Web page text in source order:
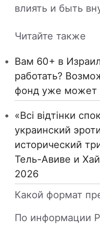
влиять и быть
Читайте также
Вам 60+ в
работать?
фонд уже может
«Всі відтінки
украинский
исторический
Тель-Авиве и
2026
Какой формат
По информации